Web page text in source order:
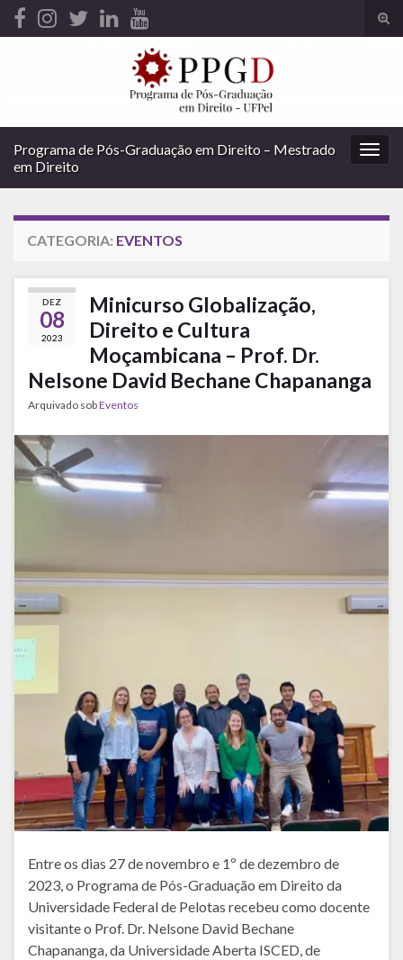
Search for:
Programa de Pós-Graduação em Direito – Mestrado
em Direito
CATEGORIA: EVENTOS
DEZ
08
2023
Minicurso Globalização,
Direito e Cultura
Moçambicana – Prof. Dr.
Nelsone David Bechane Chapananga
Arquivado sobEventos
Entre os dias 27 de novembro e 1º de dezembro de
2023, o Programa de Pós-Graduação em Direito da
Universidade Federal de Pelotas recebeu como docente
visitante o Prof. Dr. Nelsone David Bechane
Chapananga, da Universidade Aberta ISCED, de